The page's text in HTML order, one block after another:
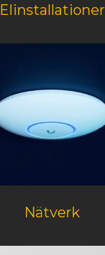
Elinstallationer
Nätverk